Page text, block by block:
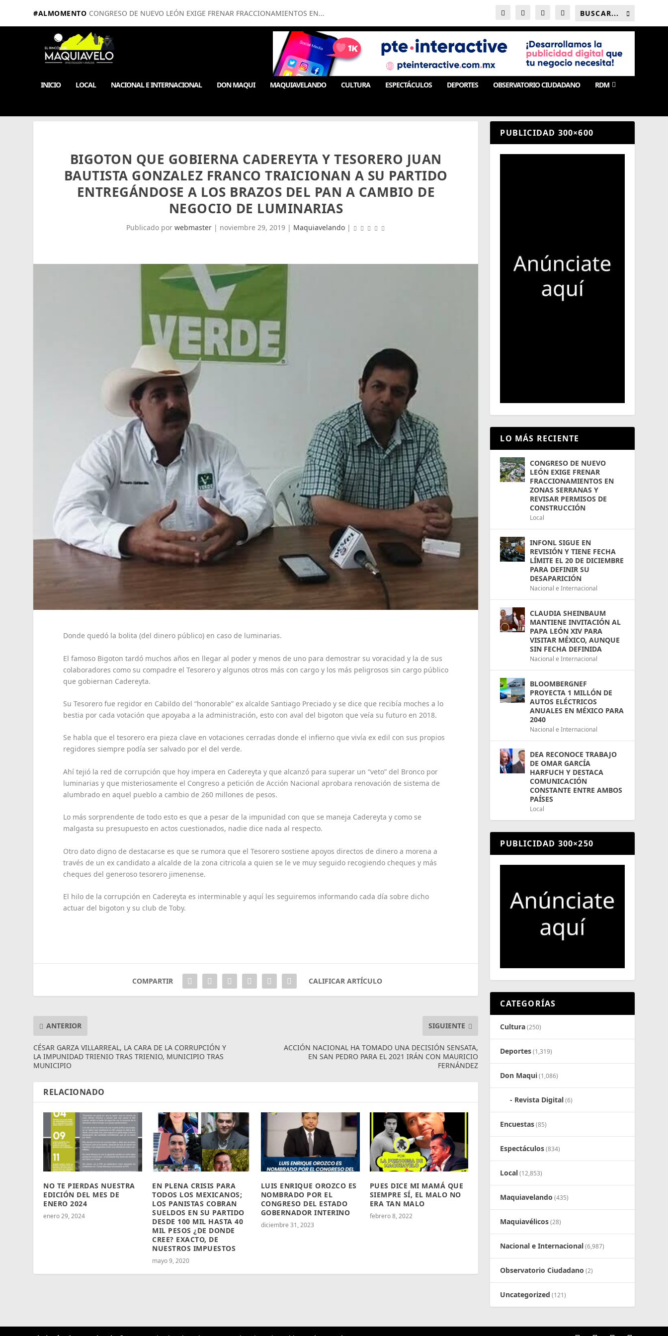
#ALMOMENTO CONGRESO DE NUEVO LEÓN EXIGE FRENAR FRACCIONAMIENTOS EN...
INICIO LOCAL NACIONAL E INTERNACIONAL DON MAQUI MAQUIAVELANDO CULTURA ESPECTÁCULOS DEPORTES OBSERVATORIO CIUDADANO RDM
BIGOTON QUE GOBIERNA CADEREYTA Y TESORERO JUAN
BAUTISTA GONZALEZ FRANCO TRAICIONAN A SU PARTIDO
ENTREGÁNDOSE A LOS BRAZOS DEL PAN A CAMBIO DE
NEGOCIO DE LUMINARIAS
Publicado por webmaster| noviembre 29, 2019| Maquiavelando|
Donde quedó la bolita (del dinero público) en caso de luminarias.
El famoso Bigoton tardó muchos años en llegar al poder y menos de uno para demostrar su voracidad y la de sus
colaboradores como su compadre el Tesorero y algunos otros más con cargo y los más peligrosos sin cargo público
que gobiernan Cadereyta.
Su Tesorero fue regidor en Cabildo del “honorable” ex alcalde Santiago Preciado y se dice que recibía moches a lo
bestia por cada votación que apoyaba a la administración, esto con aval del bigoton que veía su futuro en 2018.
Se habla que el tesorero era pieza clave en votaciones cerradas donde el infierno que vivía ex edil con sus propios
regidores siempre podía ser salvado por el del verde.
Ahí tejió la red de corrupción que hoy impera en Cadereyta y que alcanzó para superar un “veto” del Bronco por
luminarias y que misteriosamente el Congreso a petición de Acción Nacional aprobara renovación de sistema de
alumbrado en aquel pueblo a cambio de 260 millones de pesos.
Lo más sorprendente de todo esto es que a pesar de la impunidad con que se maneja Cadereyta y como se
malgasta su presupuesto en actos cuestionados, nadie dice nada al respecto.
Otro dato digno de destacarse es que se rumora que el Tesorero sostiene apoyos directos de dinero a morena a
través de un ex candidato a alcalde de la zona citricola a quien se le ve muy seguido recogiendo cheques y más
cheques del generoso tesorero jimenense.
El hilo de la corrupción en Cadereyta es interminable y aquí les seguiremos informando cada día sobre dicho
actuar del bigoton y su club de Toby.
COMPARTIR CALIFICAR ARTÍCULO
ANTERIOR
CÉSAR GARZA VILLARREAL, LA CARA DE LA CORRUPCIÓN Y
LA IMPUNIDAD TRIENIO TRAS TRIENIO, MUNICIPIO TRAS
MUNICIPIO
SIGUIENTE
ACCIÓN NACIONAL HA TOMADO UNA DECISIÓN SENSATA,
EN SAN PEDRO PARA EL 2021 IRÁN CON MAURICIO
FERNÁNDEZ
RELACIONADO
NO TE PIERDAS NUESTRA
EDICIÓN DEL MES DE
ENERO 2024
enero 29, 2024
EN PLENA CRISIS PARA
TODOS LOS MEXICANOS;
LOS PANISTAS COBRAN
SUELDOS EN SU PARTIDO
DESDE 100 MIL HASTA 40
MIL PESOS ¿DE DONDE
CREE? EXACTO, DE
NUESTROS IMPUESTOS
mayo 9, 2020
LUIS ENRIQUE OROZCO ES
NOMBRADO POR EL
CONGRESO DEL ESTADO
GOBERNADOR INTERINO
diciembre 31, 2023
PUES DICE MI MAMÁ QUE
SIEMPRE SÍ, EL MALO NO
ERA TAN MALO
febrero 8, 2022
PUBLICIDAD 300×600
LO MÁS RECIENTE
CONGRESO DE NUEVO
LEÓN EXIGE FRENAR
FRACCIONAMIENTOS EN
ZONAS SERRANAS Y
REVISAR PERMISOS DE
CONSTRUCCIÓN
Local
INFONL SIGUE EN
REVISIÓN Y TIENE FECHA
LÍMITE EL 20 DE DICIEMBRE
PARA DEFINIR SU
DESAPARICIÓN
Nacional e Internacional
CLAUDIA SHEINBAUM
MANTIENE INVITACIÓN AL
PAPA LEÓN XIV PARA
VISITAR MÉXICO, AUNQUE
SIN FECHA DEFINIDA
Nacional e Internacional
BLOOMBERGNEF
PROYECTA 1 MILLÓN DE
AUTOS ELÉCTRICOS
ANUALES EN MÉXICO PARA
2040
Nacional e Internacional
DEA RECONOCE TRABAJO
DE OMAR GARCÍA
HARFUCH Y DESTACA
COMUNICACIÓN
CONSTANTE ENTRE AMBOS
PAÍSES
Local
PUBLICIDAD 300×250
CATEGORÍAS
Cultura(250)
Deportes(1,319)
Don Maqui(1,086)
Revista Digital(6)
Encuestas(85)
Espectáculos(834)
Local(12,853)
Maquiavelando (435)
Maquiavélicos(28)
Nacional e Internacional(6,987)
Observatorio Ciudadano (2)
Uncategorized (121)